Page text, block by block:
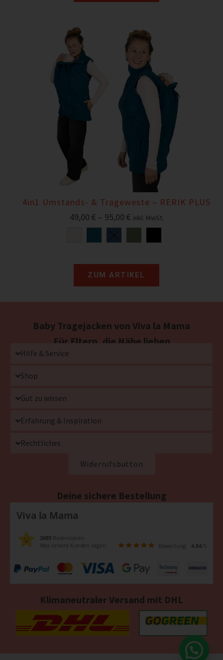
4in1 Umstands- & Trageweste – RERIK PLUS
49,00 € – 95,00 € inkl. MwSt.
ZUM ARTIKEL
Baby Tragejacken von Viva la Mama
Für Eltern, die Nähe lieben
Hilfe & Service
Shop
Gut zu wissen
Erfahrung & Inspiration
Rechtliches
Widerrufsbutton
Deine sichere Bestellung
Viva la Mama
2489 Rezensionen
Was unsere Kunden sagen
Bewertung: 4.84/5
Klimaneutraler Versand mit DHL